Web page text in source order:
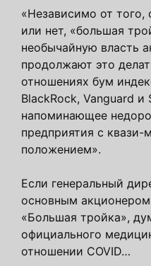
«Независимо от
или нет, «большая
необычайную власть
продолжают это
отношениях бум
BlackRock, Vanguard и
напоминающее
предприятия с
положением».
Если генеральный
основным
«Большая тройка»,
официального
отношении COVID…